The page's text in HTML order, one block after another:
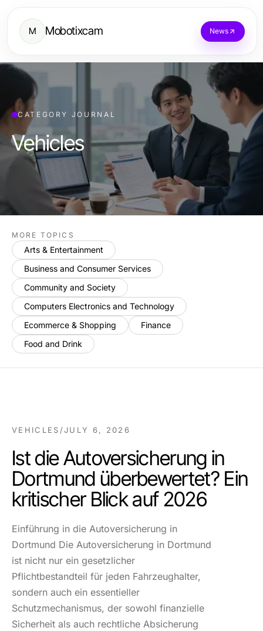
M Mobotixcam News
CATEGORY JOURNAL
Vehicles
MORE TOPICS
Arts & Entertainment
Business and Consumer Services
Community and Society
Computers Electronics and Technology
Ecommerce & Shopping
Finance
Food and Drink
VEHICLES /JULY 6, 2026
Ist die Autoversicherung in
Dortmund überbewertet? Ein
kritischer Blick auf 2026
Einführung in die Autoversicherung in
Dortmund Die Autoversicherung in Dortmund
ist nicht nur ein gesetzlicher
Pflichtbestandteil für jeden Fahrzeughalter,
sondern auch ein essentieller
Schutzmechanismus, der sowohl finanzielle
Sicherheit als auch rechtliche Absicherung